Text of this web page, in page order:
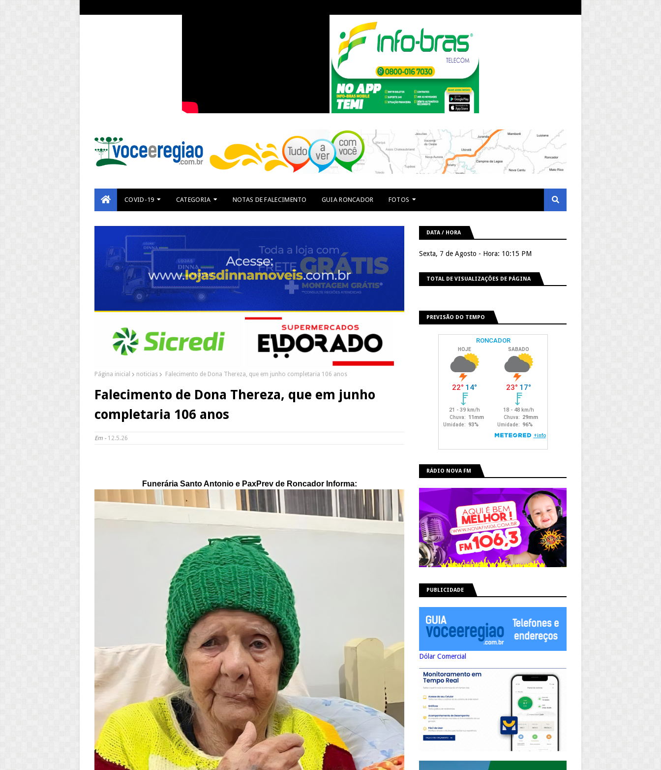
COVID-19 CATEGORIA NOTAS DE FALECIMENTO GUIA RONCADOR FOTOS
Página inicial noticias Falecimento de Dona Thereza, que em junho completaria 106 anos
Falecimento de Dona Thereza, que em junho
completaria 106 anos
Em - 12.5.26
Funerária Santo Antonio e PaxPrev de Roncador Informa:
DATA / HORA
Sexta, 7 de Agosto - Hora: 10:15 PM
TOTAL DE VISUALIZAÇÕES DE PÁGINA
PREVISÃO DO TEMPO
RÁDIO NOVA FM
PUBLICIDADE
Dólar Comercial